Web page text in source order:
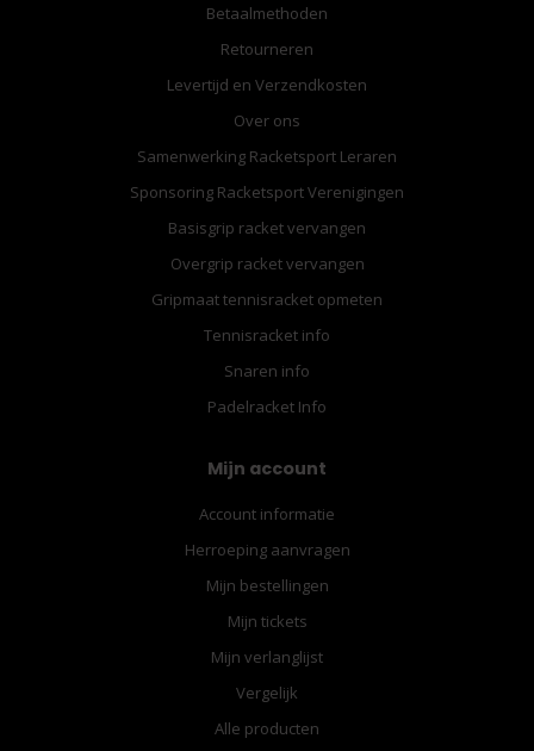
Betaalmethoden
Retourneren
Levertijd en Verzendkosten
Over ons
Samenwerking Racketsport Leraren
Sponsoring Racketsport Verenigingen
Basisgrip racket vervangen
Overgrip racket vervangen
Gripmaat tennisracket opmeten
Tennisracket info
Snaren info
Padelracket Info
Mijn account
Account informatie
Herroeping aanvragen
Mijn bestellingen
Mijn tickets
Mijn verlanglijst
Vergelijk
Alle producten